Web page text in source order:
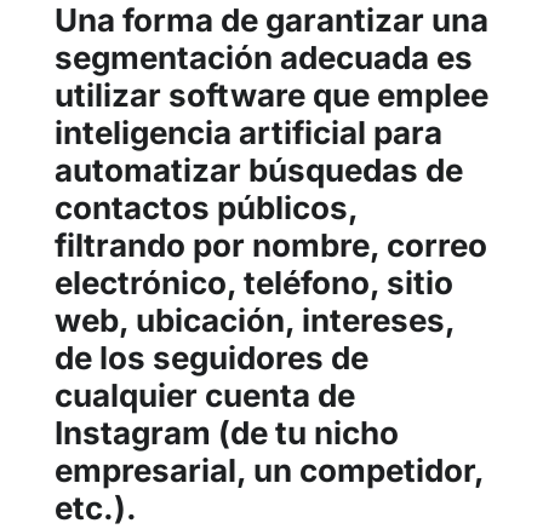
Una forma de garantizar una
segmentación adecuada es
utilizar software que emplee
inteligencia artificial para
automatizar búsquedas de
contactos públicos,
filtrando por nombre, correo
electrónico, teléfono, sitio
web, ubicación, intereses,
de los seguidores de
cualquier cuenta de
Instagram (de tu nicho
empresarial, un competidor,
etc.).